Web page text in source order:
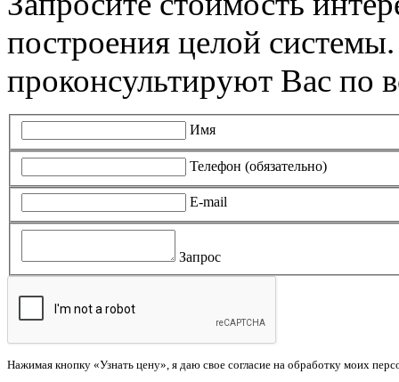
построения целой
проконсультируют Вас по
Имя
Телефон (обязательно)
E-mail
Запрос
Нажимая кнопку «Узнать цену», я даю свое согласие на обработку моих